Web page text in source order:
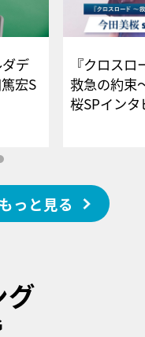
ダデ
宏S
ー
『クロス
救急の約束
桜SPイ
っと見る
グ